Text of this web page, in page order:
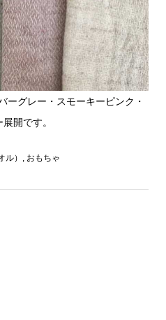
ーグレー・スモーキーピンク・
開です。
） おもちゃ